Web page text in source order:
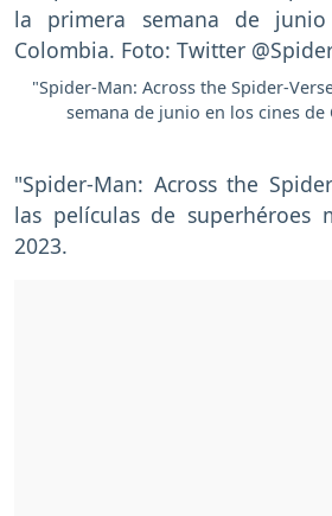
"Spider-Man: Across the Spider-
semana de junio en los cines
"Spider-Man: Across the
las películas de superhéroes
2023.